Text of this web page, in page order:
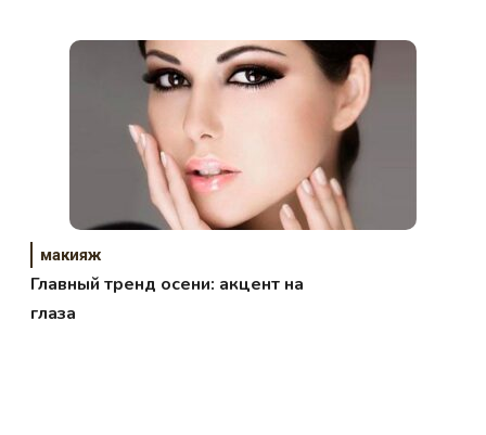
макияж
Главный тренд осени: акцент на
глаза